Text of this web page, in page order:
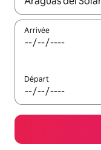
Arrivée
Départ